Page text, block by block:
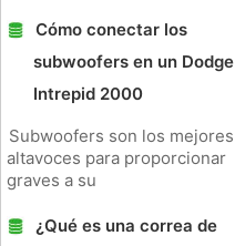
Cómo conectar los
subwoofers en un Dodge
Intrepid 2000
Subwoofers son los mejores
altavoces para proporcionar
graves a su
¿Qué es una correa de